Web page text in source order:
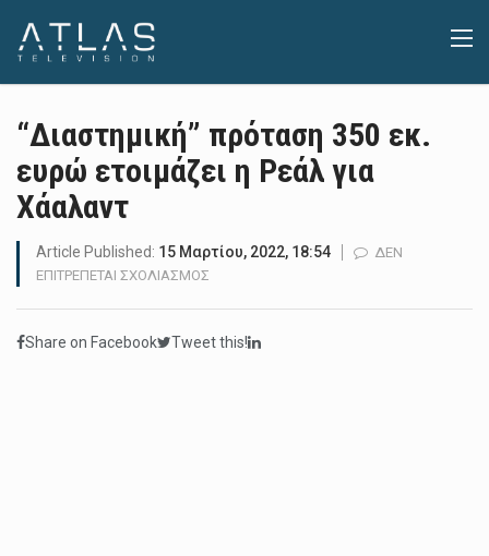
“Διαστημική” πρόταση 350 εκ.
ευρώ ετοιμάζει η Ρεάλ για
Χάαλαντ
Article Published: 15 Μαρτίου, 2022, 18:54
ΔΕΝ
ΕΠΙΤΡΈΠΕΤΑΙ ΣΧΟΛΙΑΣΜΌΣ
350
Share on Facebook Tweet this!